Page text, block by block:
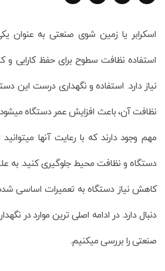
اسکرابر یا زمین شوی صنعتی به عنوان
استفاده نظافت سطوح برای حفظ کارایی و
نیاز دارد. استفاده و نگهداری درست این
نظافت آن، باعث افزایش عمر دستگاه میشود.
مهم وجود دارند که با رعایت آنها میتوانید
دستگاه و نظافت محیط جلوگیری کنید. به
کاهش نیاز دستگاه به تعمیرات اساسی
دنبال دارد. در ادامه اصلی ترین موارد در
صنعتی را بررسی میکنیم.